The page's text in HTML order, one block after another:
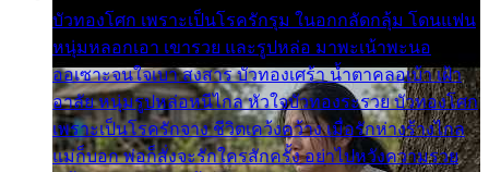
บัวทองโศก เพราะเป็นโรครักรุม ในอกกลัดกลุ้ม โดนแฟน
หนุ่มหลอกเอา เขารวย และรูปหล่อ มาพะเน้าพะนอ
ออเซาะจนใจเบา สงสาร บัวทองเศร้า น้ำตาคลอเบ้า เฝ้า
อาลัย หนุ่มรูปหล่อหนีไกล หัวใจบัวทองระรวย บัวทองโศก
เพราะเป็นโรครักจาง ชีวิตเคว้งคว้าง เมื่อรักห่างร้างไกล
แม่ก็บอก พ่อก็สั่งจะรักใครสักครั้ง อย่าไปหวังความรวย